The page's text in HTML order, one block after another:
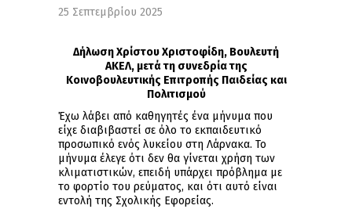
25 Σεπτεμβρίου 2025
Δήλωση Χρίστου Χριστοφίδη, Βουλευτή
ΑΚΕΛ, μετά τη συνεδρία της
Κοινοβουλευτικής Επιτροπής Παιδείας και
Πολιτισμού
Έχω λάβει από καθηγητές ένα μήνυμα που
είχε διαβιβαστεί σε όλο το εκπαιδευτικό
προσωπικό ενός λυκείου στη Λάρνακα. Το
μήνυμα έλεγε ότι δεν θα γίνεται χρήση των
κλιματιστικών, επειδή υπάρχει πρόβλημα με
το φορτίο του ρεύματος, και ότι αυτό είναι
εντολή της Σχολικής Εφορείας.